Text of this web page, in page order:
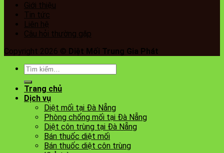
Giới thiệu
Tin tức
Liên hệ
Câu hỏi thường gặp
Copyright 2026 © Diệt Mối Trung Gia Phát
Tìm
kiếm:
Trang chủ
Dịch vụ
Diệt mối tại Đà Nẵng
Phòng chống mối tại Đà Nẵng
Diệt côn trùng tại Đà Nẵng
Bán thuốc diệt mối
Bán thuốc diệt côn trùng